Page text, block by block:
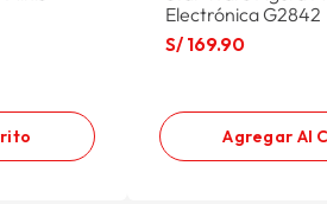
Electrónica G2842
S/ 169.90
Agregar Al